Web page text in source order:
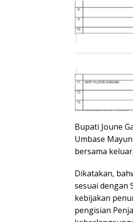
Bupati Joune
Umbase
bersama
Dikatakan,
sesuai dengan
kebijakan
pengisian